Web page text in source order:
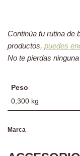
Continúa tu rutina de
productos, puedes
No te pierdas
Peso
0,300 kg
Marca